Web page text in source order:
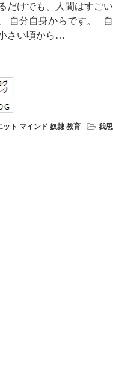
だけでも、人間はすご
自分自身からです。
さい頃から…
ット マインド 奴隷 教育 我